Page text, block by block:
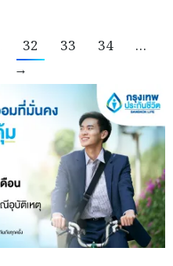
32 33 34
…
→